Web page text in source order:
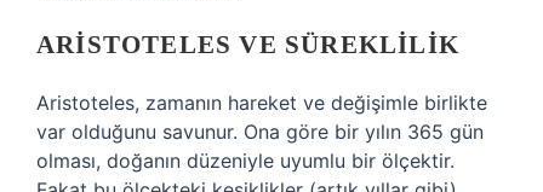
ARISTOTELES VE SÜREKLILIK
Aristoteles, zamanın hareket ve değişimle birlikte
var olduğunu savunur. Ona göre bir yılın 365 gün
olması, doğanın düzeniyle uyumlu bir ölçektir.